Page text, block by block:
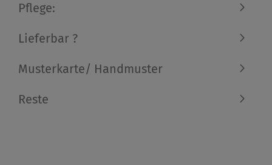
Pflege:
Lieferbar ?
Musterkarte/ Handmuster
Reste